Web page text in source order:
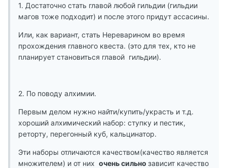
1. Достаточно стать главой любой гильдии (гильдии
магов тоже подходит) и после этого придут ассасины.
Или, как вариант, стать Нереварином во время
прохождения главного квеста. (это для тех, кто не
планирует становиться главой гильдии).
2. По поводу алхимии.
Первым делом нужно найти/купить/украсть и т.д.
хороший алхимический набор: ступку и пестик,
реторту, перегонный куб, кальцинатор.
Эти наборы отличаются качеством(качество является
множителем) и от них очень сильно зависит качество